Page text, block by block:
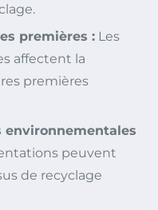
premières : Les
affectent la
premières
environnementales
peuvent
de recyclage